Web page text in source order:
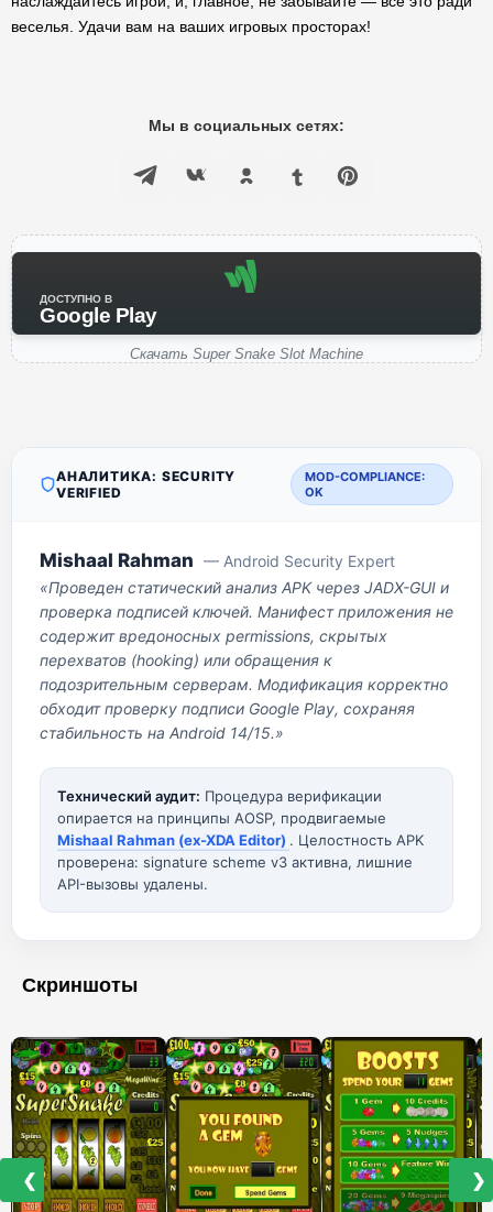
веселья. Удачи вам на ваших игровых просторах!
Мы в социальных сетях:
ДОСТУПНО В
Google Play
Скачать Super Snake Slot Machine
АНАЛИТИКА: SECURITY
VERIFIED
MOD-COMPLIANCE:
OK
Mishaal Rahman — Android Security Expert
«Проведен статический анализ APK через JADX-GUI и
проверка подписей ключей. Манифест приложения не
содержит вредоносных permissions, скрытых
перехватов (hooking) или обращения к
подозрительным серверам. Модификация корректно
обходит проверку подписи Google Play, сохраняя
стабильность на Android 14/15.»
Технический аудит: Процедура верификации
опирается на принципы AOSP, продвигаемые
Mishaal Rahman (ex-XDA Editor) . Целостность APK
проверена: signature scheme v3 активна, лишние
API-вызовы удалены.
Скриншоты
❮ ❯